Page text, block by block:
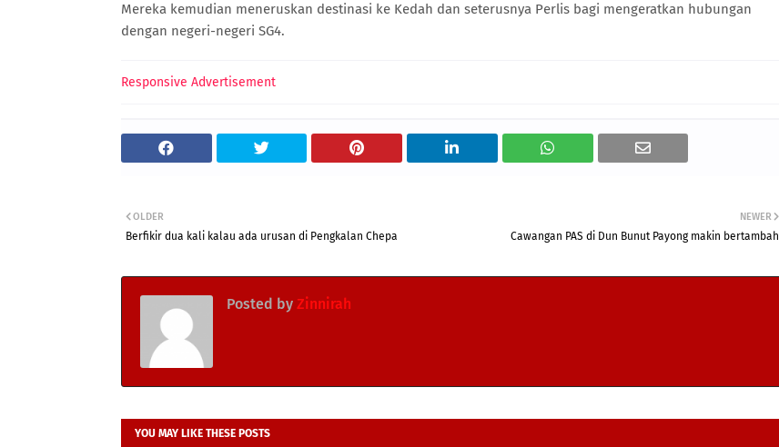
Mereka kemudian meneruskan destinasi ke Kedah dan seterusnya Perlis bagi mengeratkan hubungan
dengan negeri-negeri SG4.
Responsive Advertisement
NEWER
Cawangan PAS di Dun Bunut Payong makin bertambah
OLDER
Berfikir dua kali kalau ada urusan di Pengkalan Chepa
Posted by Zinnirah
YOU MAY LIKE THESE POSTS